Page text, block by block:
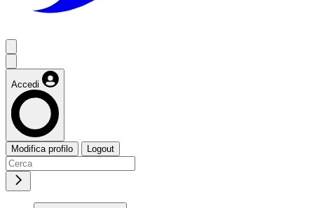
Accedi
Modifica profilo Logout